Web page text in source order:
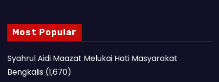
Most Popular
Syahrul Aidi Maazat Melukai Hati Masyarakat
Bengkalis (1,670)